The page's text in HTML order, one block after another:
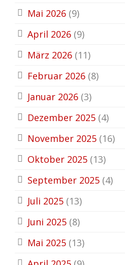
Mai 2026 (9)
April 2026 (9)
März 2026 (11)
Februar 2026 (8)
Januar 2026 (3)
Dezember 2025 (4)
November 2025 (16)
Oktober 2025 (13)
September 2025 (4)
Juli 2025 (13)
Juni 2025 (8)
Mai 2025 (13)